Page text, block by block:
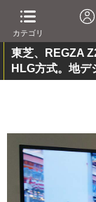
カテゴリ
東芝、REGZA
HLG方式。地デ